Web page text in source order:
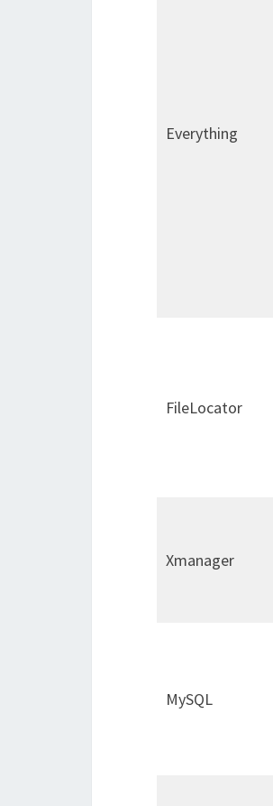
Everything
FileLocator
Xmanager
MySQL